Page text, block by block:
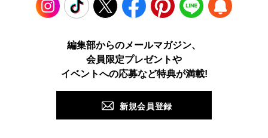
TikTok Facebook Pinterest LINE
編集部からのメールマガジン、
会員限定プレゼントや
イベントへの応募など特典が満載!
新規会員登録